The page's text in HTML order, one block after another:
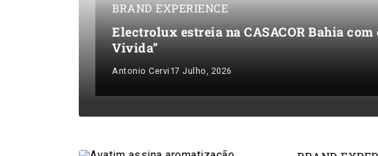
BRAND EXPERIENCE
Electrolux estreia na CASACOR Bahia com
Vivida”
Antonio Cervi 17 Julho, 2026